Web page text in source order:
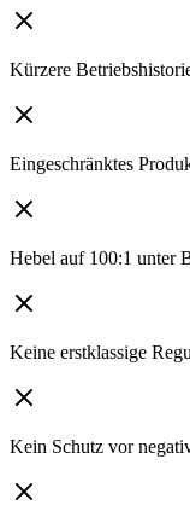
Kürzere
Eingeschränktes
Hebel auf 100:1 unter
Keine erstklassige
Kein Schutz vor